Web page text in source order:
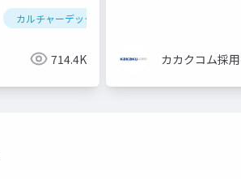
カルチャーデック
714.4K カカクコム採